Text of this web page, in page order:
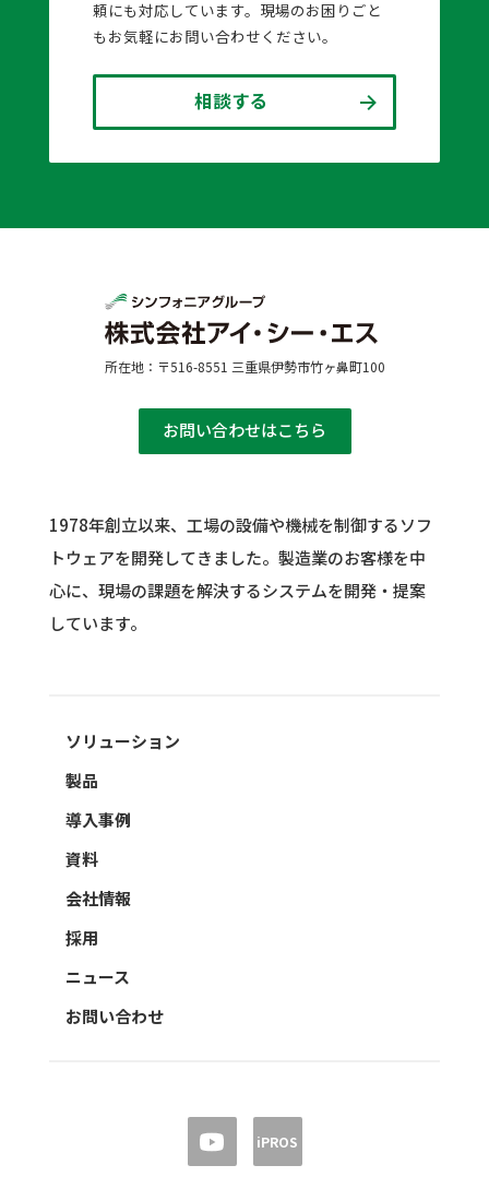
頼にも対応しています。現場のお困りごと
もお気軽にお問い合わせください。
相談する
所在地：〒516-8551 三重県伊勢市竹ヶ鼻町100
お問い合わせはこちら
1978年創立以来、工場の設備や機械を制御するソフ
トウェアを開発してきました。 製造業のお客様を中
心に、現場の課題を解決するシステムを開発・提案
しています。
ソリューション
製品
導入事例
資料
会社情報
採用
ニュース
お問い合わせ
iPROS